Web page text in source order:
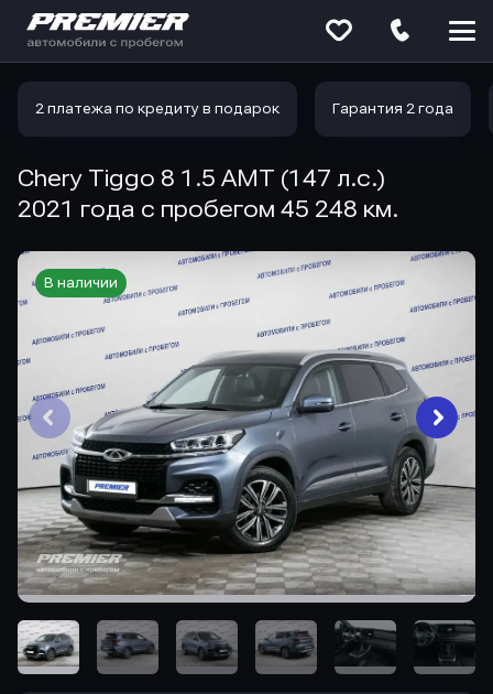
2 платежа по кредиту в подарок Гарантия 2 года
Chery Tiggo 8 1.5 AMT (147 л.с.)
2021 года с пробегом 45 248 км.
В наличии